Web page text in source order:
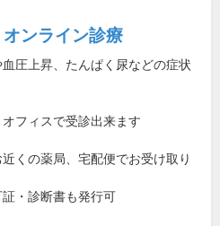
オンライン診療
圧上昇、たんぱく尿などの症状
オフィスで受診出来ます
くの薬局、宅配便でお受け取り
・診断書も発行可